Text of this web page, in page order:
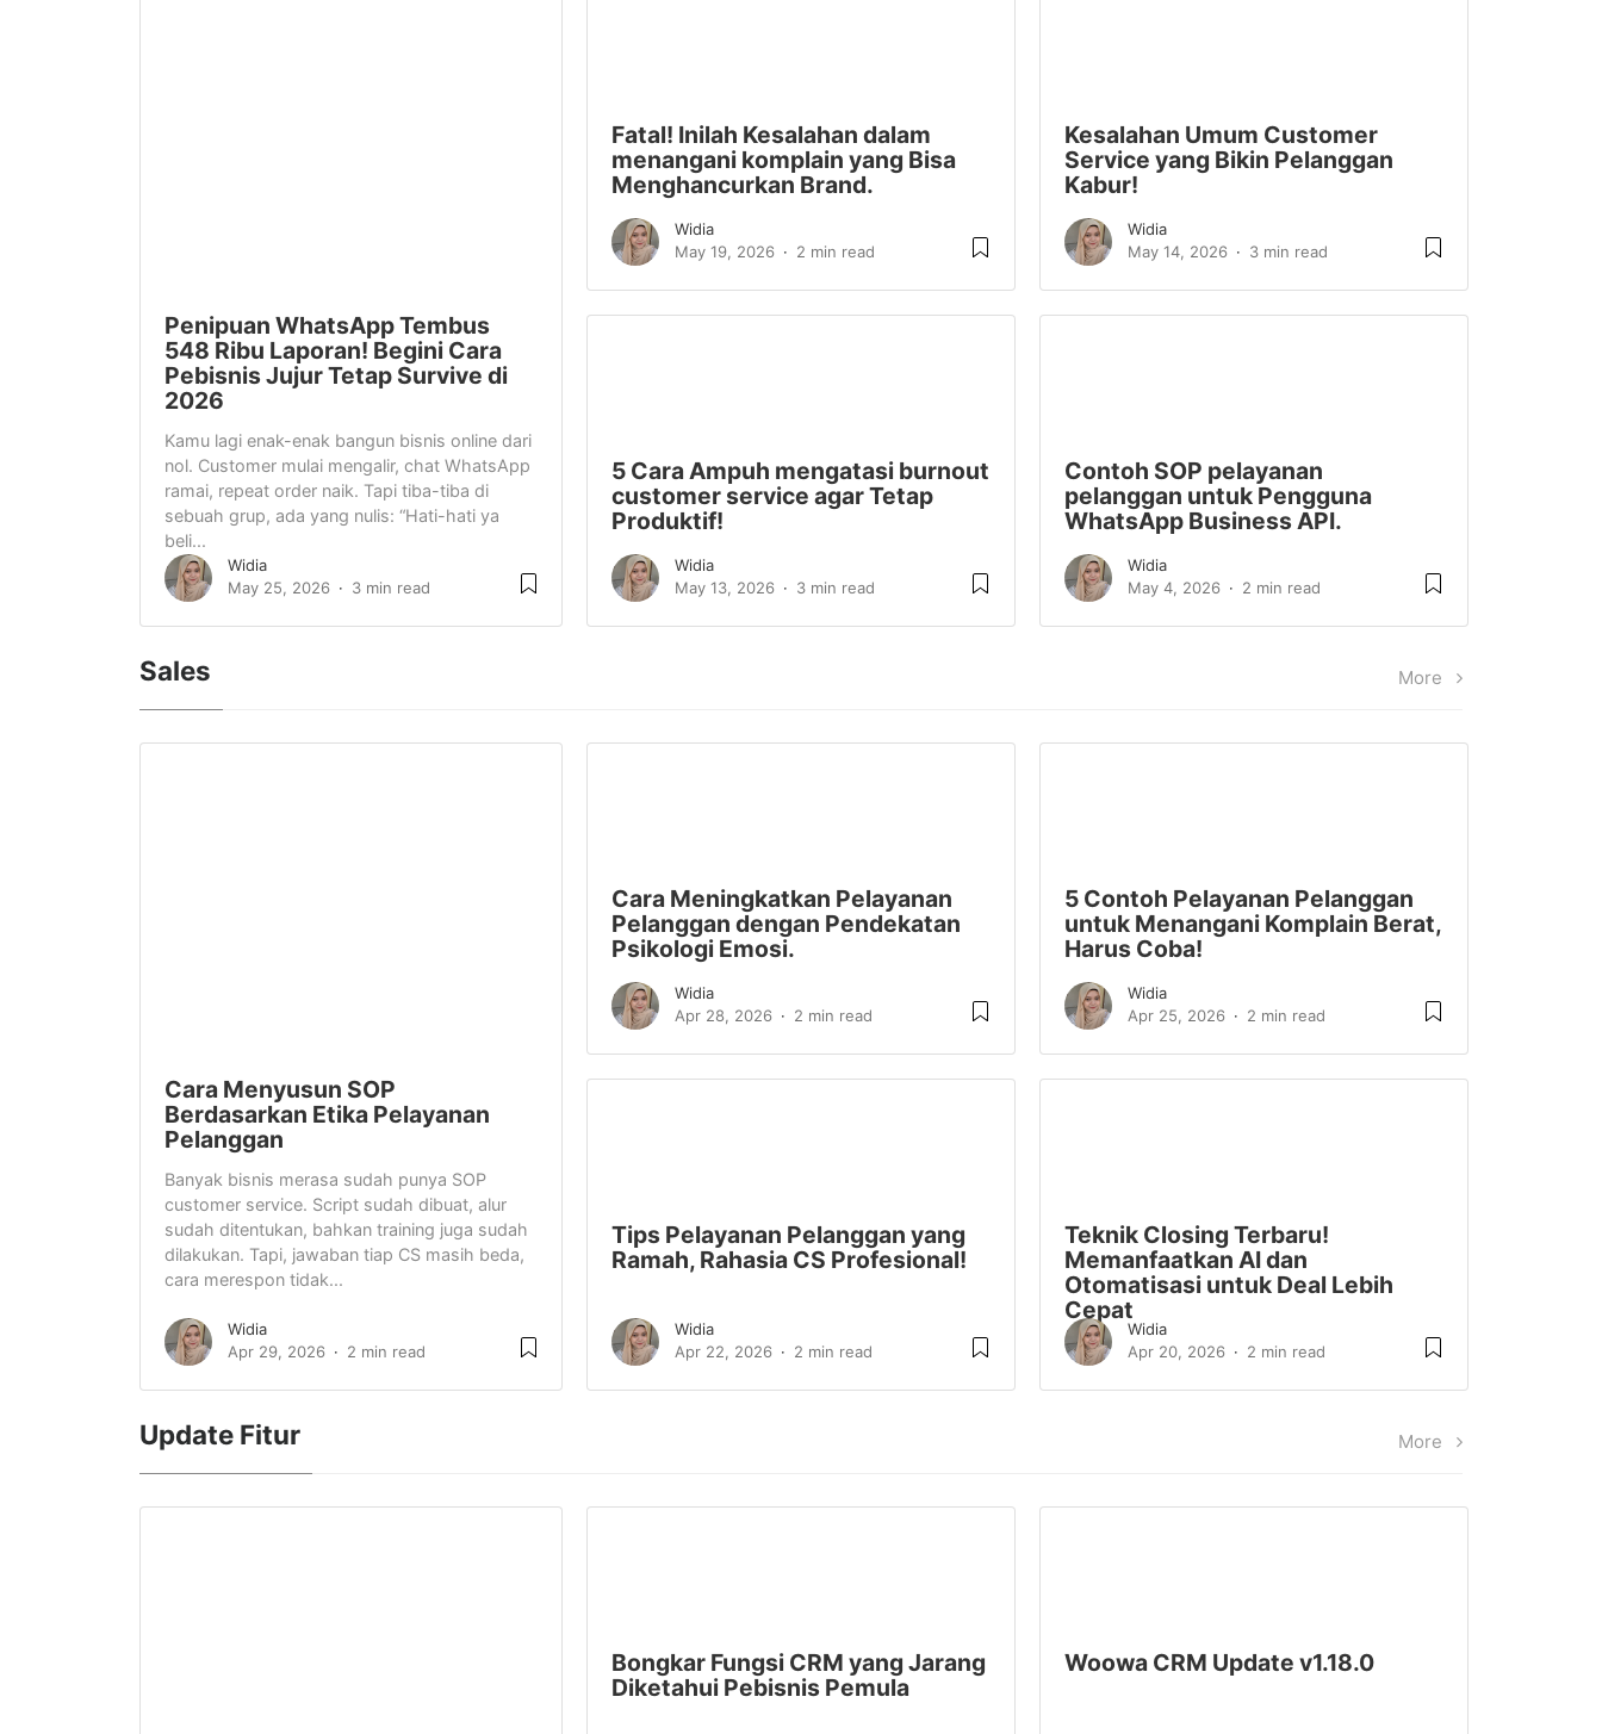
Penipuan WhatsApp Tembus
548 Ribu Laporan! Begini Cara
Pebisnis Jujur Tetap Survive di
2026
Kamu lagi enak-enak bangun bisnis online dari
nol. Customer mulai mengalir, chat WhatsApp
ramai, repeat order naik. Tapi tiba-tiba di
sebuah grup, ada yang nulis: “Hati-hati ya
beli...
Widia
May 25, 2026
3 min read
Fatal! Inilah Kesalahan dalam
menangani komplain yang Bisa
Menghancurkan Brand.
Widia
May 19, 2026
2 min read
Kesalahan Umum Customer
Service yang Bikin Pelanggan
Kabur!
Widia
May 14, 2026
3 min read
5 Cara Ampuh mengatasi burnout
customer service agar Tetap
Produktif!
Widia
May 13, 2026
3 min read
Contoh SOP pelayanan
pelanggan untuk Pengguna
WhatsApp Business API.
Widia
May 4, 2026
2 min read
Sales More
Cara Menyusun SOP
Berdasarkan Etika Pelayanan
Pelanggan
Banyak bisnis merasa sudah punya SOP
customer service. Script sudah dibuat, alur
sudah ditentukan, bahkan training juga sudah
dilakukan. Tapi, jawaban tiap CS masih beda,
cara merespon tidak...
Widia
Apr 29, 2026
2 min read
Cara Meningkatkan Pelayanan
Pelanggan dengan Pendekatan
Psikologi Emosi.
Widia
Apr 28, 2026
2 min read
5 Contoh Pelayanan Pelanggan
untuk Menangani Komplain Berat,
Harus Coba!
Widia
Apr 25, 2026
2 min read
Tips Pelayanan Pelanggan yang
Ramah, Rahasia CS Profesional!
Widia
Apr 22, 2026
2 min read
Teknik Closing Terbaru!
Memanfaatkan AI dan
Otomatisasi untuk Deal Lebih
Cepat
Widia
Apr 20, 2026
2 min read
Update Fitur More
Bongkar Fungsi CRM yang Jarang
Diketahui Pebisnis Pemula
Woowa CRM Update v1.18.0